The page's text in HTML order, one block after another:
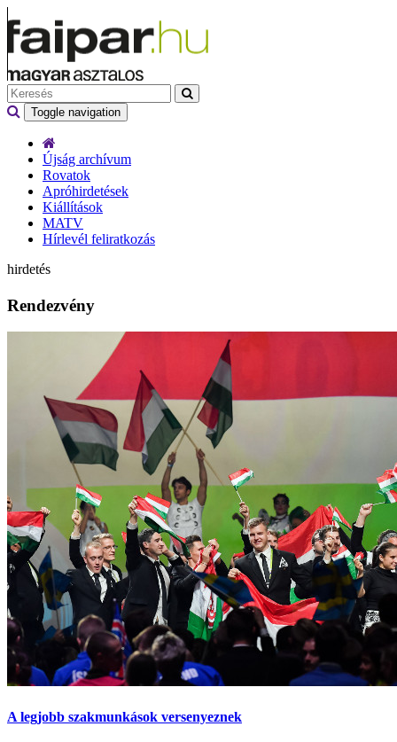
Toggle navigation
Újság archívum
Rovatok
Apróhirdetések
Kiállítások
MATV
Hírlevél feliratkozás
hirdetés
Rendezvény
A legjobb szakmunkások versenyeznek